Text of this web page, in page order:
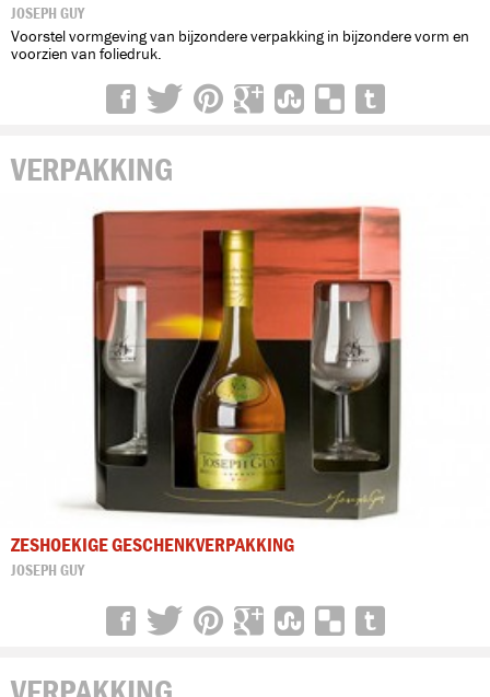
JOSEPH GUY
Voorstel vormgeving van bijzondere verpakking in bijzondere vorm en
voorzien van foliedruk.
VERPAKKING
ZESHOEKIGE GESCHENKVERPAKKING
JOSEPH GUY